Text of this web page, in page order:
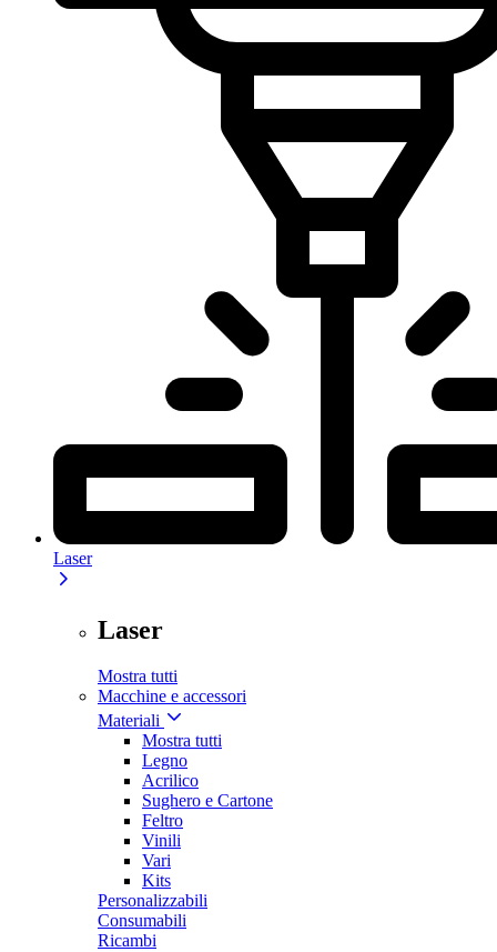
Laser
Laser
Mostra tutti
Macchine e accessori
Materiali
Mostra tutti
Legno
Acrilico
Sughero e Cartone
Feltro
Vinili
Vari
Kits
Personalizzabili
Consumabili
Ricambi